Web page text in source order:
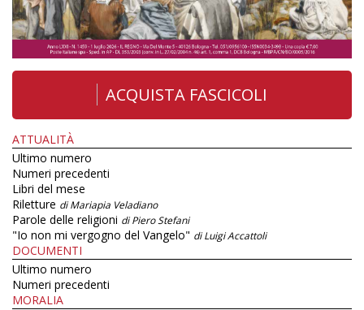
ACQUISTA FASCICOLI
ATTUALITÀ
Ultimo numero
Numeri precedenti
Libri del mese
Riletture di Mariapia Veladiano
Parole delle religioni di Piero Stefani
"Io non mi vergogno del Vangelo" di Luigi Accattoli
DOCUMENTI
Ultimo numero
Numeri precedenti
MORALIA